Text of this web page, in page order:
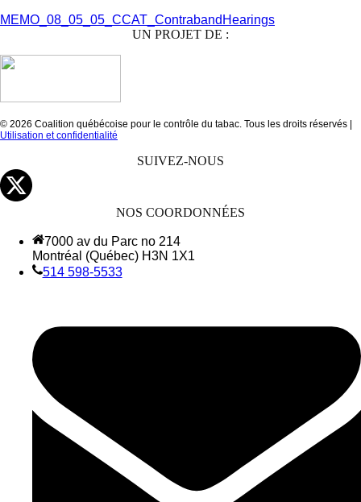
MEMO_08_05_05_CCAT_ContrabandHearings
UN PROJET DE :
© 2026 Coalition québécoise pour le contrôle du tabac. Tous les droits réservés |
Utilisation et confidentialité
SUIVEZ-NOUS
NOS COORDONNÉES
7000 av du Parc no 214
Montréal (Québec) H3N 1X1
514 598-5533